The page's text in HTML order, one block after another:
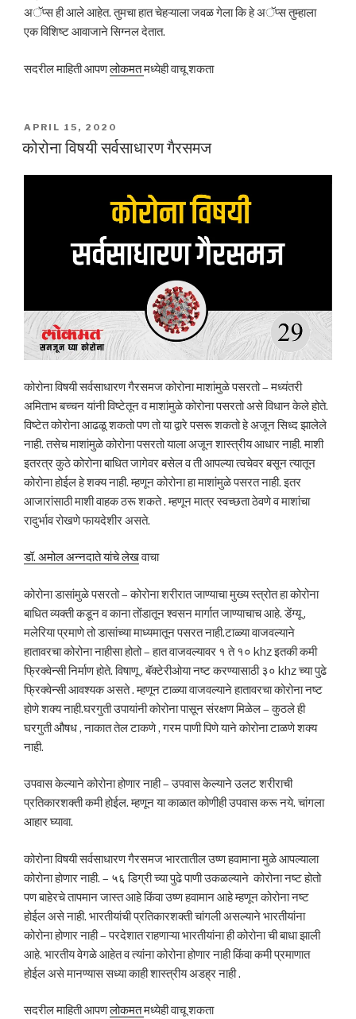
अॅप्स ही आले आहेत. तुमचा हात चेहऱ्याला जवळ गेला कि हे अॅप्स तुम्हाला
एक विशिष्ट आवाजाने सिग्नल देतात.
सदरील माहिती आपणलोकमतमध्येही वाचू शकता
POSTED
ON
APRIL 15, 2020
कोरोना विषयी सर्वसाधारण गैरसमज
कोरोना विषयी सर्वसाधारण गैरसमज कोरोना माशांमुळे पसरतो – मध्यंतरी
अमिताभ बच्चन यांनी विष्टेतून व माशांमुळे कोरोना पसरतो असे विधान केले होते.
विष्टेत कोरोना आढळू शकतो पण तो या द्वारे पसरू शकतो हे अजून सिध्द झालेले
नाही. तसेच माशांमुळे कोरोना पसरतो याला अजून शास्त्रीय आधार नाही. माशी
इतरत्र कुठे कोरोना बाधित जागेवर बसेल व ती आपल्या त्वचेवर बसून त्यातून
कोरोना होईल हे शक्य नाही. म्हणून कोरोना हा माशांमुळे पसरत नाही. इतर
आजारांसाठी माशी वाहक ठरू शकते . म्हणून मात्र स्वच्छता ठेवणे व माशांचा
रादुर्भाव रोखणे फायदेशीर असते.
डॉ. अमोल अन्नदाते यांचे लेखवाचा
कोरोना डासांमुळे पसरतो – कोरोना शरीरात जाण्याचा मुख्य स्त्रोत हा कोरोना
बाधित व्यक्ती कडून व काना तोंडातून श्वसन मार्गात जाण्याचाच आहे. डेंग्यू ,
मलेरिया प्रमाणे तो डासांच्या माध्यमातून पसरत नाही.टाळ्या वाजवल्याने
हातावरचा कोरोना नाहीसा होतो – हात वाजवल्यावर १ ते १० khz इतकी कमी
फ्रिक्वेन्सी निर्माण होते. विषाणू , बॅक्टेरीओया नष्ट करण्यासाठी ३० khz च्या पुढे
फ्रिक्वेन्सी आवश्यक असते . म्हणून टाळ्या वाजवल्याने हातावरचा कोरोना नष्ट
होणे शक्य नाही.घरगुती उपायांनी कोरोना पासून संरक्षण मिळेल – कुठले ही
घरगुती औषध , नाकात तेल टाकणे , गरम पाणी पिणे याने कोरोना टाळणे शक्य
नाही.
उपवास केल्याने कोरोना होणार नाही – उपवास केल्याने उलट शरीराची
प्रतिकारशक्ती कमी होईल. म्हणून या काळात कोणीही उपवास करू नये. चांगला
आहार घ्यावा.
कोरोना विषयी सर्वसाधारण गैरसमज भारतातील उष्ण हवामाना मुळे आपल्याला
कोरोना होणार नाही. – ५६ डिग्री च्या पुढे पाणी उकळल्याने कोरोना नष्ट होतो
पण बाहेरचे तापमान जास्त आहे किंवा उष्ण हवामान आहे म्हणून कोरोना नष्ट
होईल असे नाही. भारतीयांची प्रतिकारशक्ती चांगली असल्याने भारतीयांना
कोरोना होणार नाही – परदेशात राहणाऱ्या भारतीयांना ही कोरोना ची बाधा झाली
आहे. भारतीय वेगळे आहेत व त्यांना कोरोना होणार नाही किंवा कमी प्रमाणात
होईल असे मानण्यास सध्या काही शास्त्रीय अडह्र नाही .
सदरील माहिती आपणलोकमतमध्येही वाचू शकता